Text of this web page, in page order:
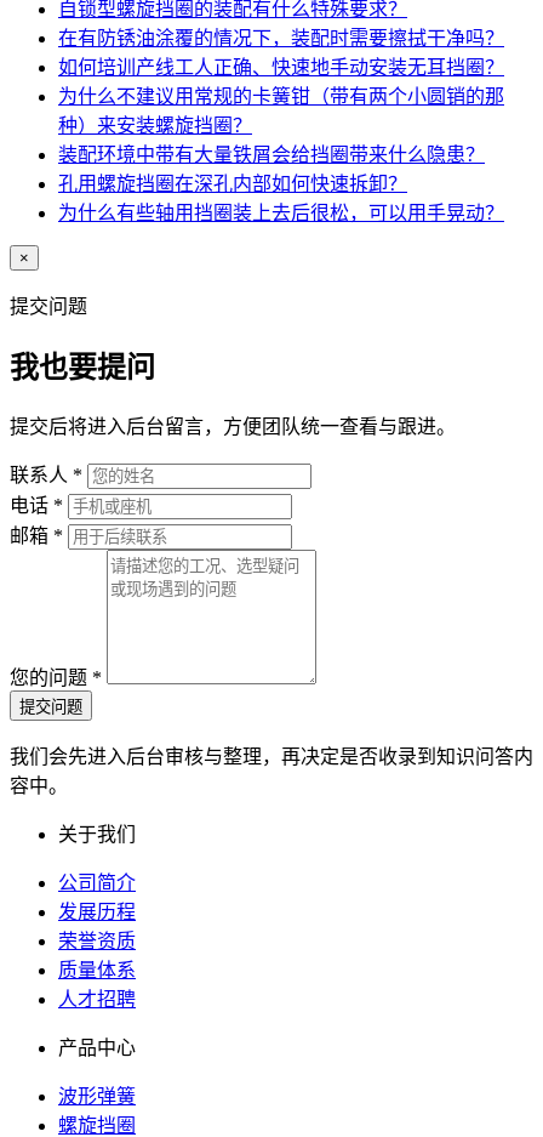
自锁型螺旋挡圈的装配有什么特殊要求？
在有防锈油涂覆的情况下，装配时需要擦拭干净吗？
如何培训产线工人正确、快速地手动安装无耳挡圈？
为什么不建议用常规的卡簧钳（带有两个小圆销的那
种）来安装螺旋挡圈？
装配环境中带有大量铁屑会给挡圈带来什么隐患？
孔用螺旋挡圈在深孔内部如何快速拆卸？
为什么有些轴用挡圈装上去后很松，可以用手晃动？
×
提交问题
我也要提问
提交后将进入后台留言，方便团队统一查看与跟进。
联系人 *
电话 *
邮箱 *
您的问题 *
提交问题
我们会先进入后台审核与整理，再决定是否收录到知识问答内
容中。
关于我们
公司简介
发展历程
荣誉资质
质量体系
人才招聘
产品中心
波形弹簧
螺旋挡圈